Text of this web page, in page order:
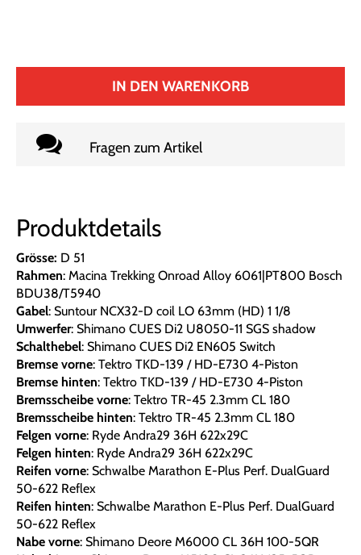
IN DEN WARENKORB
Fragen zum Artikel
Produktdetails
Grösse: D 51
Rahmen: Macina Trekking Onroad Alloy 6061|PT800 Bosch
BDU38/T5940
Gabel: Suntour NCX32-D coil LO 63mm (HD) 1 1/8
Umwerfer: Shimano CUES Di2 U8050-11 SGS shadow
Schalthebel: Shimano CUES Di2 EN605 Switch
Bremse vorne: Tektro TKD-139 / HD-E730 4-Piston
Bremse hinten: Tektro TKD-139 / HD-E730 4-Piston
Bremsscheibe vorne: Tektro TR-45 2.3mm CL 180
Bremsscheibe hinten: Tektro TR-45 2.3mm CL 180
Felgen vorne: Ryde Andra29 36H 622x29C
Felgen hinten: Ryde Andra29 36H 622x29C
Reifen vorne: Schwalbe Marathon E-Plus Perf. DualGuard
50-622 Reflex
Reifen hinten: Schwalbe Marathon E-Plus Perf. DualGuard
50-622 Reflex
Nabe vorne: Shimano Deore M6000 CL 36H 100-5QR